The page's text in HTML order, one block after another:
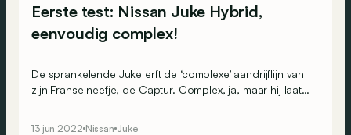
Eerste test: Nissan Juke Hybrid,
eenvoudig complex!
De sprankelende Juke erft de ‘complexe’ aandrijflijn van
zijn Franse neefje, de Captur. Complex, ja, maar hij laat
13 jun 2022 Nissan Juke